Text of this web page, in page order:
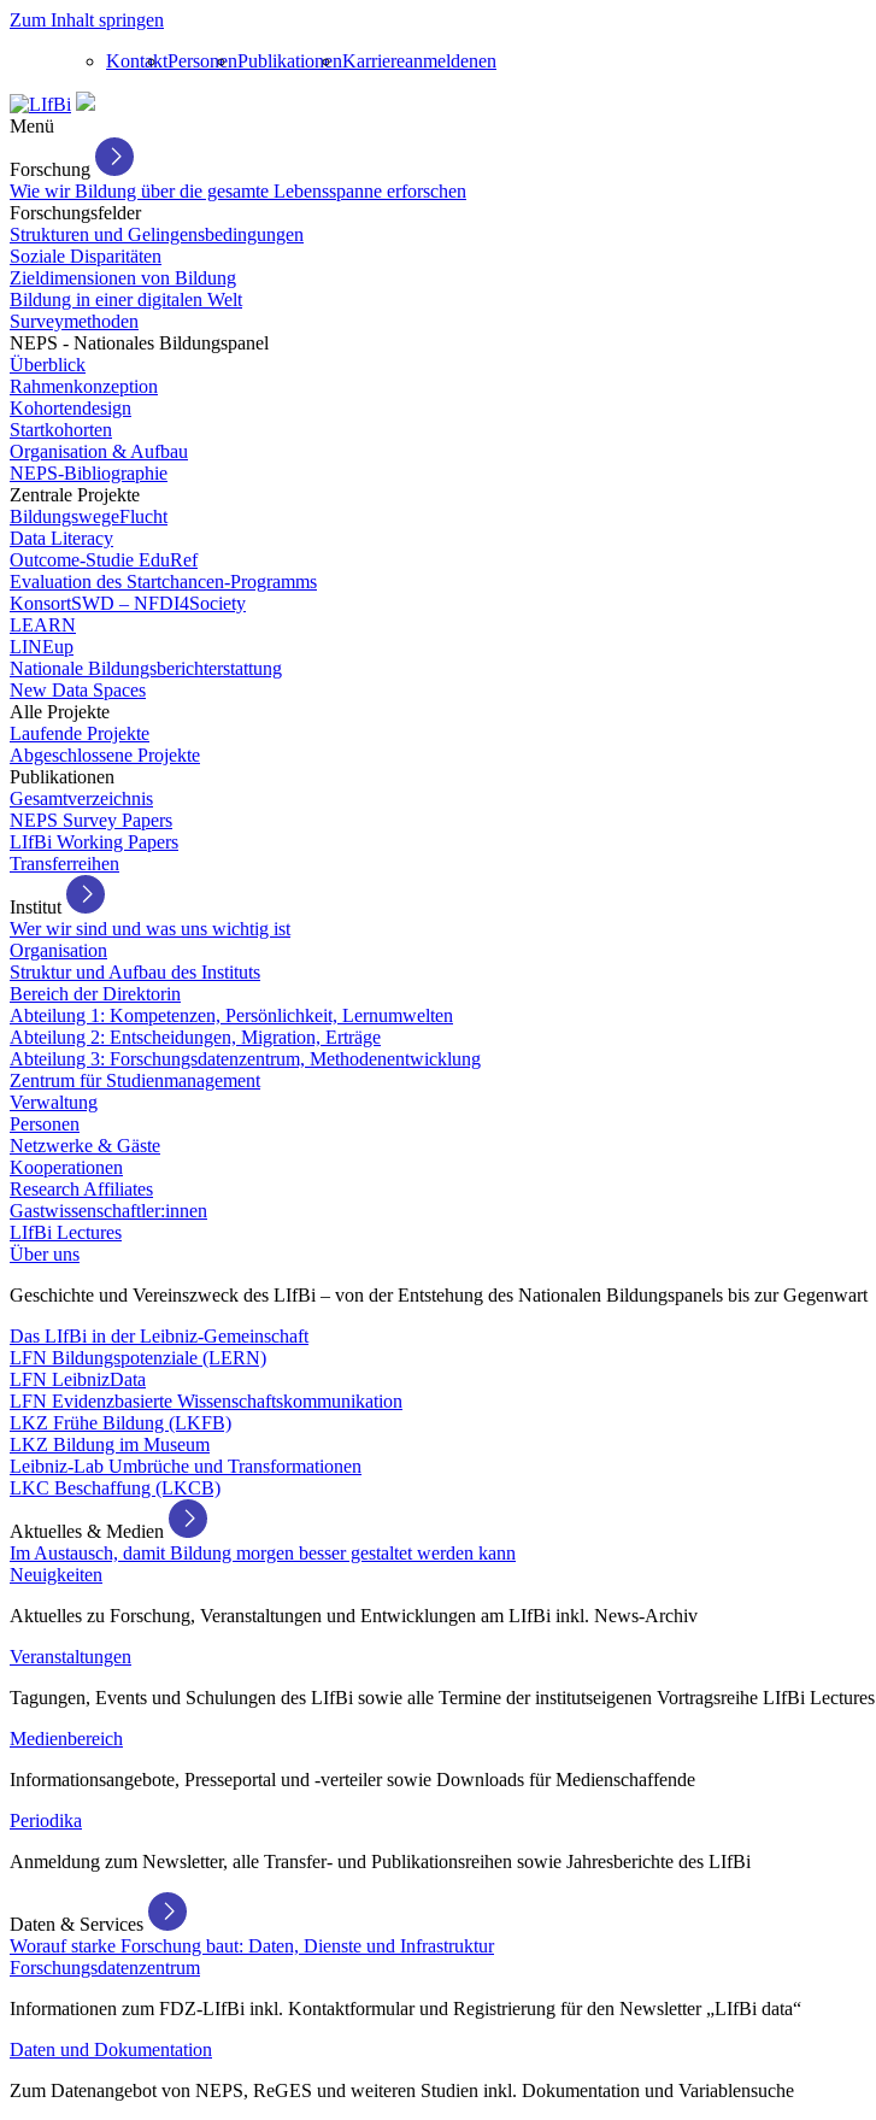
Zum Inhalt springen
KontaktPersonenPublikationenKarriereanmeldenen
Menü
Forschung
Wie wir Bildung über die gesamte Lebensspanne erforschen
Forschungsfelder
Strukturen und Gelingensbedingungen
Soziale Disparitäten
Zieldimensionen von Bildung
Bildung in einer digitalen Welt
Surveymethoden
NEPS - Nationales Bildungspanel
Überblick
Rahmenkonzeption
Kohortendesign
Startkohorten
Organisation & Aufbau
NEPS-Bibliographie
Zentrale Projekte
BildungswegeFlucht
Data Literacy
Outcome-Studie EduRef
Evaluation des Startchancen-Programms
KonsortSWD – NFDI4Society
LEARN
LINEup
Nationale Bildungsberichterstattung
New Data Spaces
Alle Projekte
Laufende Projekte
Abgeschlossene Projekte
Publikationen
Gesamtverzeichnis
NEPS Survey Papers
LIfBi Working Papers
Transferreihen
Institut
Wer wir sind und was uns wichtig ist
Organisation
Struktur und Aufbau des Instituts
Bereich der Direktorin
Abteilung 1: Kompetenzen, Persönlichkeit, Lernumwelten
Abteilung 2: Entscheidungen, Migration, Erträge
Abteilung 3: Forschungsdatenzentrum, Methodenentwicklung
Zentrum für Studienmanagement
Verwaltung
Personen
Netzwerke & Gäste
Kooperationen
Research Affiliates
Gastwissenschaftler:innen
LIfBi Lectures
Über uns
Geschichte und Vereinszweck des LIfBi – von der Entstehung des Nationalen Bildungspanels bis zur Gegenwart
Das LIfBi in der Leibniz-Gemeinschaft
LFN Bildungspotenziale (LERN)
LFN LeibnizData
LFN Evidenzbasierte Wissenschaftskommunikation
LKZ Frühe Bildung (LKFB)
LKZ Bildung im Museum
Leibniz-Lab Umbrüche und Transformationen
LKC Beschaffung (LKCB)
Aktuelles & Medien
Im Austausch, damit Bildung morgen besser gestaltet werden kann
Neuigkeiten
Aktuelles zu Forschung, Veranstaltungen und Entwicklungen am LIfBi inkl. News-Archiv
Veranstaltungen
Tagungen, Events und Schulungen des LIfBi sowie alle Termine der institutseigenen Vortragsreihe LIfBi Lectures
Medienbereich
Informationsangebote, Presseportal und -verteiler sowie Downloads für Medienschaffende
Periodika
Anmeldung zum Newsletter, alle Transfer- und Publikationsreihen sowie Jahresberichte des LIfBi
Daten & Services
Worauf starke Forschung baut: Daten, Dienste und Infrastruktur
Forschungsdatenzentrum
Informationen zum FDZ-LIfBi inkl. Kontaktformular und Registrierung für den Newsletter „LIfBi data“
Daten und Dokumentation
Zum Datenangebot von NEPS, ReGES und weiteren Studien inkl. Dokumentation und Variablensuche